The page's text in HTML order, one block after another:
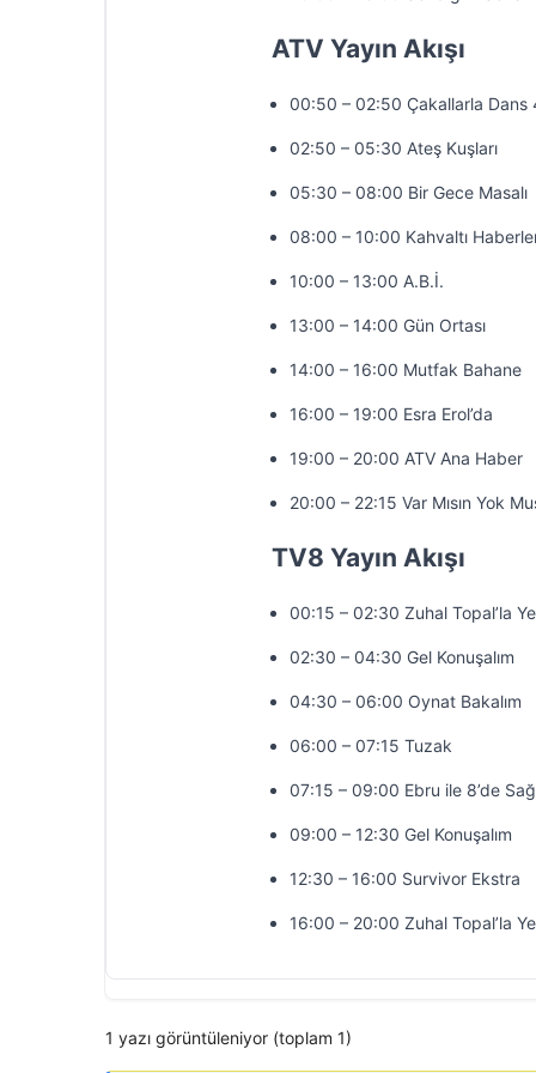
ATV Yayın Akışı
00:50 – 02:50 Çakallarla Dans
02:50 – 05:30 Ateş Kuşları
05:30 – 08:00 Bir Gece Masalı
08:00 – 10:00 Kahvaltı
10:00 – 13:00 A.B.İ.
13:00 – 14:00 Gün Ortası
14:00 – 16:00 Mutfak Bahane
16:00 – 19:00 Esra Erol’da
19:00 – 20:00 ATV Ana Haber
20:00 – 22:15 Var Mısın Yok
TV8 Yayın Akışı
00:15 – 02:30 Zuhal Topal’la
02:30 – 04:30 Gel Konuşalım
04:30 – 06:00 Oynat Bakalım
06:00 – 07:15 Tuzak
07:15 – 09:00 Ebru ile 8’de
09:00 – 12:30 Gel Konuşalım
12:30 – 16:00 Survivor Ekstra
16:00 – 20:00 Zuhal Topal’la
1 yazı görüntüleniyor (toplam 1)